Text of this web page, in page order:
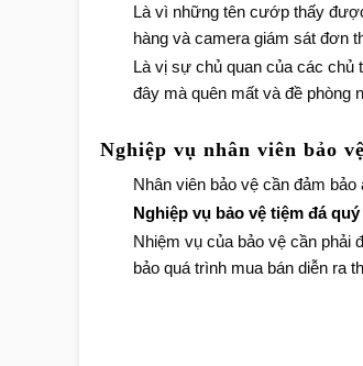
Là vì những tên cướp thấy
hàng và camera giám sát đơn
Là vị sự chủ quan của các
đây mà quên mất và đề phòng
Nghiệp vụ nhân viên bảo
Nhân viên bảo vệ cần đảm
Nghiệp vụ bảo vệ tiệm đá quý
Nhiệm vụ của bảo vệ cần phải
bảo quá trình mua bán diễn ra